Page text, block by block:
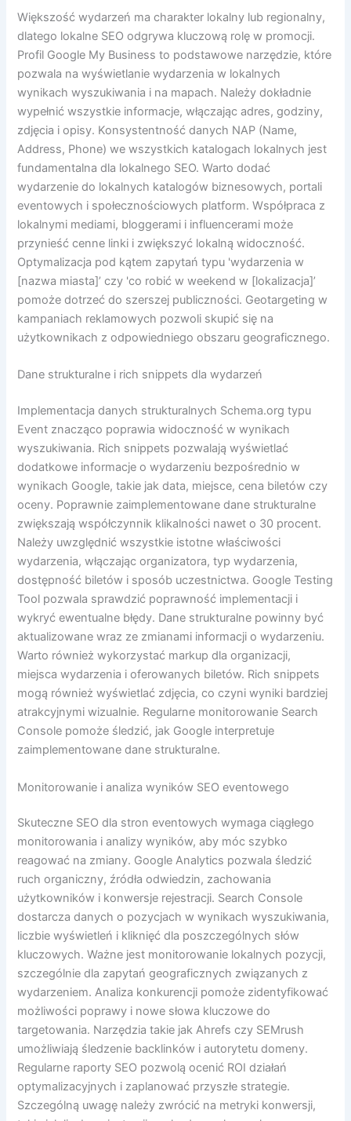
Większość wydarzeń ma charakter lokalny lub regionalny,
dlatego lokalne SEO odgrywa kluczową rolę w promocji.
Profil Google My Business to podstawowe narzędzie, które
pozwala na wyświetlanie wydarzenia w lokalnych
wynikach wyszukiwania i na mapach. Należy dokładnie
wypełnić wszystkie informacje, włączając adres, godziny,
zdjęcia i opisy. Konsystentność danych NAP (Name,
Address, Phone) we wszystkich katalogach lokalnych jest
fundamentalna dla lokalnego SEO. Warto dodać
wydarzenie do lokalnych katalogów biznesowych, portali
eventowych i społecznościowych platform. Współpraca z
lokalnymi mediami, bloggerami i influencerami może
przynieść cenne linki i zwiększyć lokalną widoczność.
Optymalizacja pod kątem zapytań typu 'wydarzenia w
[nazwa miasta]’ czy 'co robić w weekend w [lokalizacja]’
pomoże dotrzeć do szerszej publiczności. Geotargeting w
kampaniach reklamowych pozwoli skupić się na
użytkownikach z odpowiedniego obszaru geograficznego.
Dane strukturalne i rich snippets dla wydarzeń
Implementacja danych strukturalnych Schema.org typu
Event znacząco poprawia widoczność w wynikach
wyszukiwania. Rich snippets pozwalają wyświetlać
dodatkowe informacje o wydarzeniu bezpośrednio w
wynikach Google, takie jak data, miejsce, cena biletów czy
oceny. Poprawnie zaimplementowane dane strukturalne
zwiększają współczynnik klikalności nawet o 30 procent.
Należy uwzględnić wszystkie istotne właściwości
wydarzenia, włączając organizatora, typ wydarzenia,
dostępność biletów i sposób uczestnictwa. Google Testing
Tool pozwala sprawdzić poprawność implementacji i
wykryć ewentualne błędy. Dane strukturalne powinny być
aktualizowane wraz ze zmianami informacji o wydarzeniu.
Warto również wykorzystać markup dla organizacji,
miejsca wydarzenia i oferowanych biletów. Rich snippets
mogą również wyświetlać zdjęcia, co czyni wyniki bardziej
atrakcyjnymi wizualnie. Regularne monitorowanie Search
Console pomoże śledzić, jak Google interpretuje
zaimplementowane dane strukturalne.
Monitorowanie i analiza wyników SEO eventowego
Skuteczne SEO dla stron eventowych wymaga ciągłego
monitorowania i analizy wyników, aby móc szybko
reagować na zmiany. Google Analytics pozwala śledzić
ruch organiczny, źródła odwiedzin, zachowania
użytkowników i konwersje rejestracji. Search Console
dostarcza danych o pozycjach w wynikach wyszukiwania,
liczbie wyświetleń i kliknięć dla poszczególnych słów
kluczowych. Ważne jest monitorowanie lokalnych pozycji,
szczególnie dla zapytań geograficznych związanych z
wydarzeniem. Analiza konkurencji pomoże zidentyfikować
możliwości poprawy i nowe słowa kluczowe do
targetowania. Narzędzia takie jak Ahrefs czy SEMrush
umożliwiają śledzenie backlinków i autorytetu domeny.
Regularne raporty SEO pozwolą ocenić ROI działań
optymalizacyjnych i zaplanować przyszłe strategie.
Szczególną uwagę należy zwrócić na metryki konwersji,